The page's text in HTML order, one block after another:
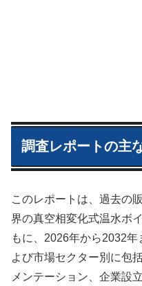
調査レポートの主
このレポートは、過去の
界の真空相変化式温水ボ
もに、2026年から2032
よび市場セクター別に包
メンテーション、企業設